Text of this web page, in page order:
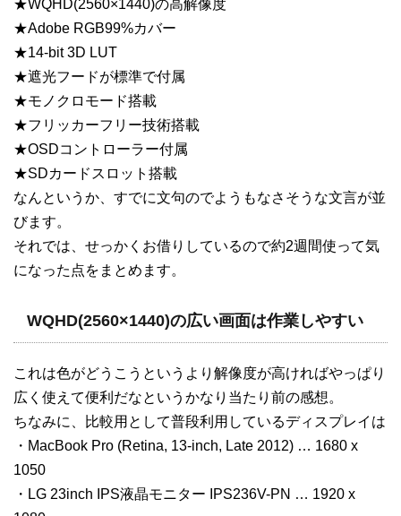
★WQHD(2560×1440)の高解像度
★Adobe RGB99%カバー
★14-bit 3D LUT
★遮光フードが標準で付属
★モノクロモード搭載
★フリッカーフリー技術搭載
★OSDコントローラー付属
★SDカードスロット搭載
なんというか、すでに文句のでようもなさそうな文言が並
びます。
それでは、せっかくお借りしているので約2週間使って気
になった点をまとめます。
WQHD(2560×1440)の広い画面は作業しやすい
これは色がどうこうというより解像度が高ければやっぱり
広く使えて便利だなというかなり当たり前の感想。
ちなみに、比較用として普段利用しているディスプレイは
・MacBook Pro (Retina, 13-inch, Late 2012) … 1680 x
1050
・LG 23inch IPS液晶モニター IPS236V-PN … 1920 x